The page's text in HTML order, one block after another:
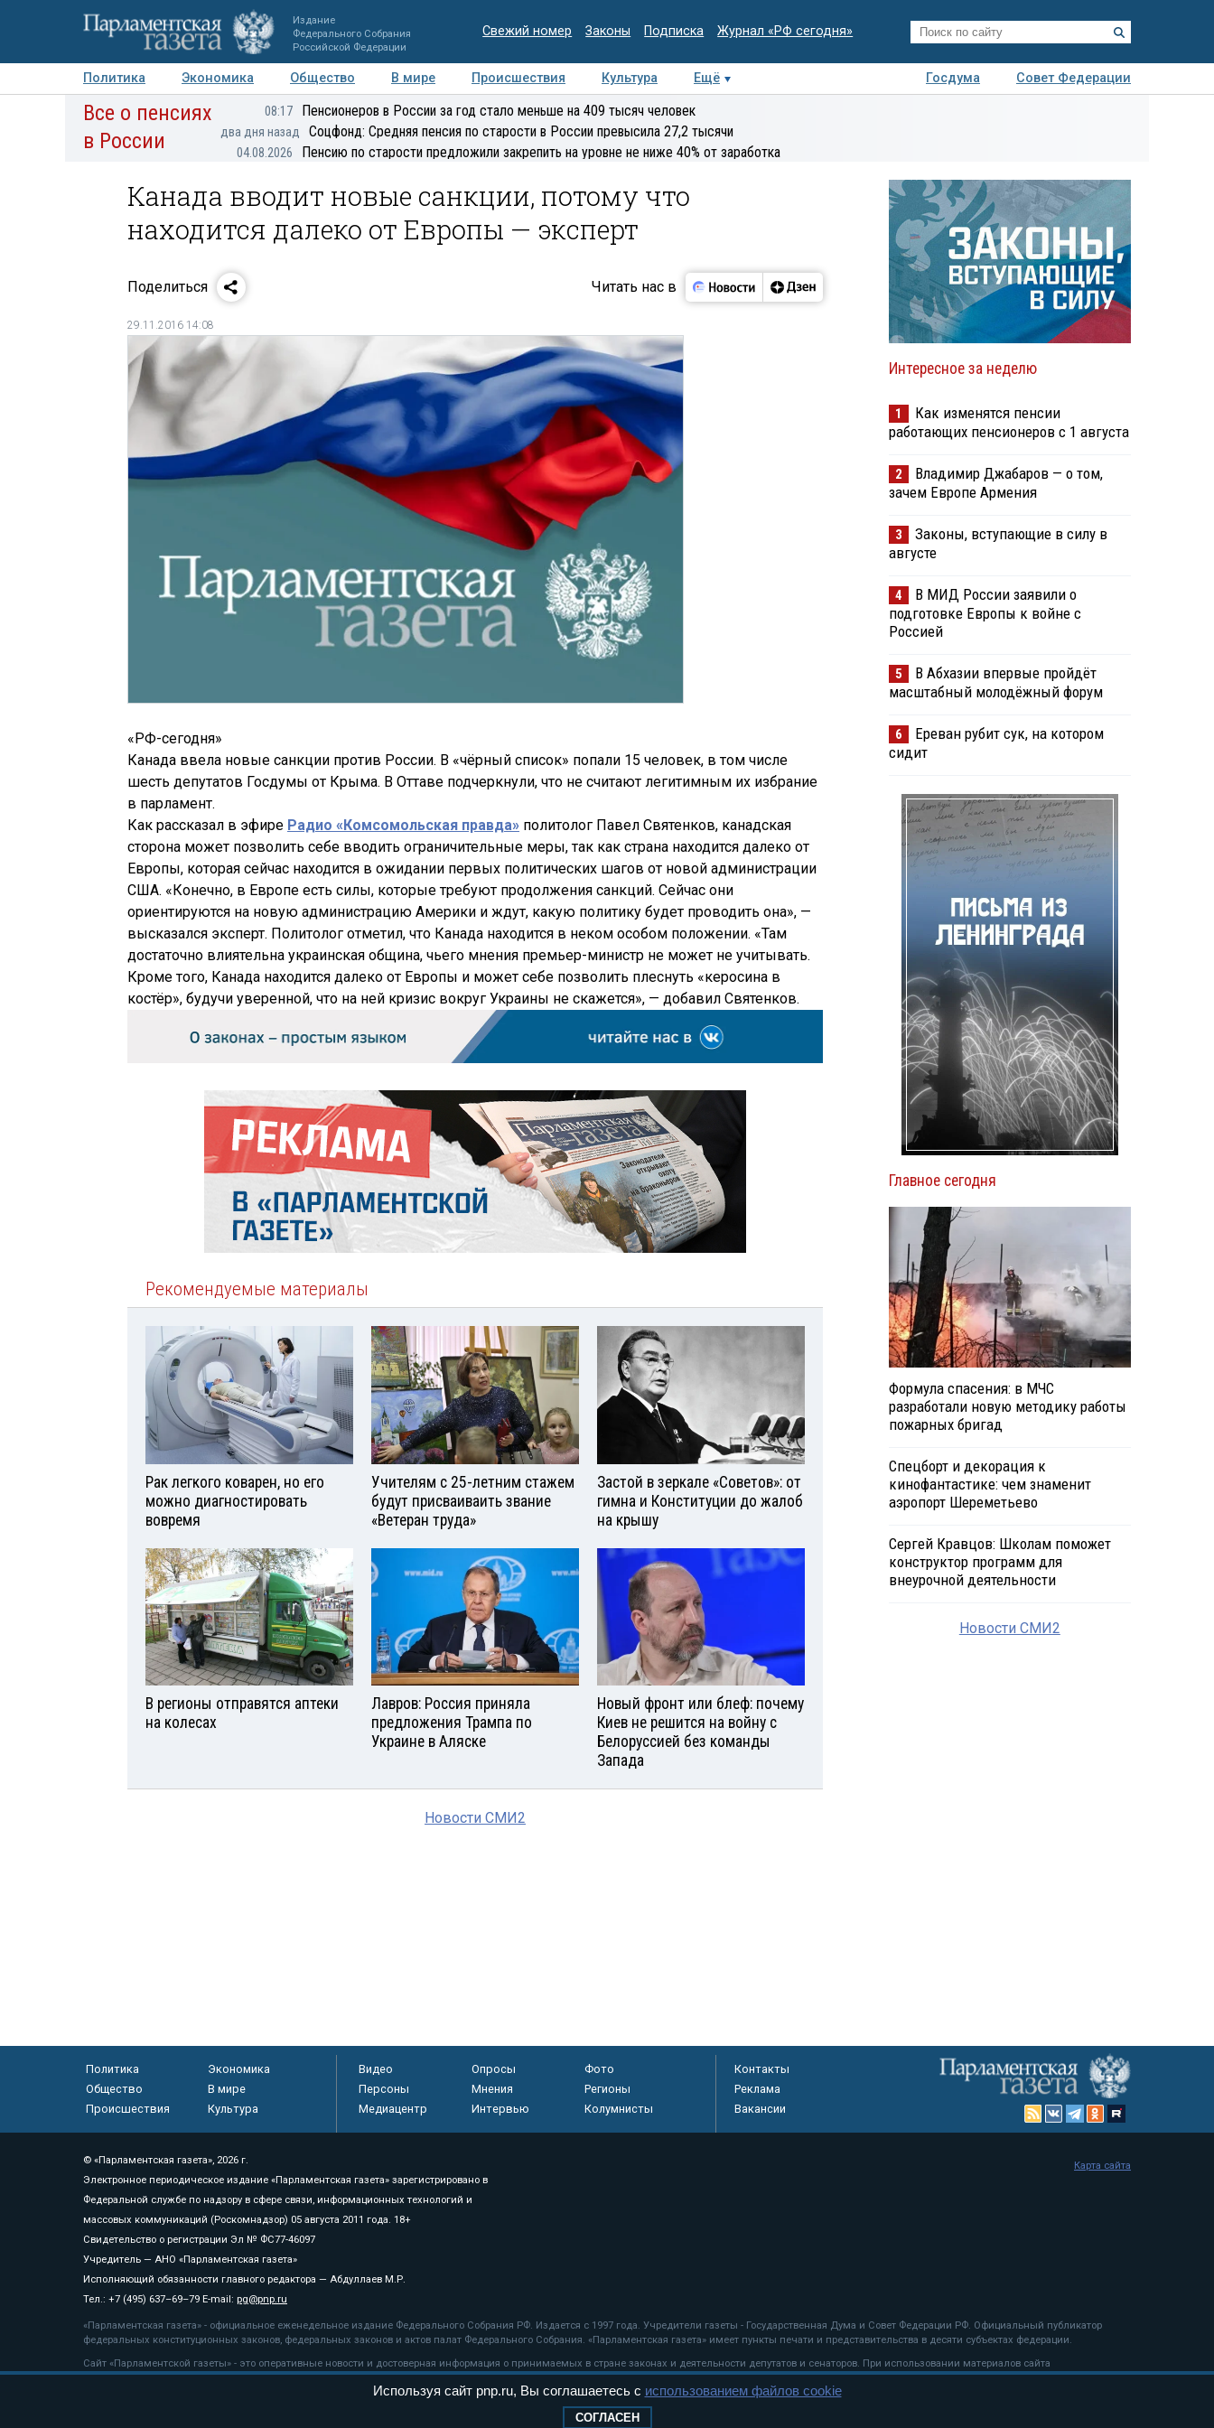
Издание
Федерального Собрания
Российской Федерации
Свежий номер Законы Подписка Журнал «РФ сегодня»
Политика Экономика Общество В мире Происшествия Культура Ещё Госдума
Совет Федерации
Авторы Персоны Мнения Регионы Медиацентр Интервью Колумнисты
Все о пенсиях
в России
08:17 Пенсионеров в России за год стало меньше на 409 тысяч человек
два дня назад Соцфонд: Средняя пенсия по старости в России превысила 27,2 тысячи
04.08.2026 Пенсию по старости предложили закрепить на уровне не ниже 40% от заработка
Канада вводит новые санкции, потому что
находится далеко от Европы — эксперт
Поделиться Читать нас в
29.11.2016 14:08
«РФ-сегодня»
Канада ввела новые санкции против России. В «чёрный список» попали 15 человек, в том числе
шесть депутатов Госдумы от Крыма. В Оттаве подчеркнули, что не считают легитимным их избрание
в парламент.
Как рассказал в эфире Радио «Комсомольская правда» политолог Павел Святенков, канадская
сторона может позволить себе вводить ограничительные меры, так как страна находится далеко от
Европы, которая сейчас находится в ожидании первых политических шагов от новой администрации
США. «Конечно, в Европе есть силы, которые требуют продолжения санкций. Сейчас они
ориентируются на новую администрацию Америки и ждут, какую политику будет проводить она», —
высказался эксперт. Политолог отметил, что Канада находится в неком особом положении. «Там
достаточно влиятельна украинская община, чьего мнения премьер-министр не может не учитывать.
Кроме того, Канада находится далеко от Европы и может себе позволить плеснуть «керосина в
костёр», будучи уверенной, что на ней кризис вокруг Украины не скажется», — добавил Святенков.
Рекомендуемые материалы
Рак легкого коварен, но его
можно диагностировать
вовремя
Учителям с 25-летним стажем
будут присваиваить звание
«Ветеран труда»
Застой в зеркале «Советов»: от
гимна и Конституции до жалоб
на крышу
В регионы отправятся аптеки
на колесах
Лавров: Россия приняла
предложения Трампа по
Украине в Аляске
Новый фронт или блеф: почему
Киев не решится на войну с
Белоруссией без команды
Запада
Новости СМИ2
Интересное за неделю
1
Как изменятся пенсии
работающих пенсионеров с 1 августа
2
Владимир Джабаров — о том,
зачем Европе Армения
3
Законы, вступающие в силу в
августе
4
В МИД России заявили о
подготовке Европы к войне с
Россией
5
В Абхазии впервые пройдёт
масштабный молодёжный форум
6
Ереван рубит сук, на котором
сидит
Главное сегодня
Формула спасения: в МЧС
разработали новую методику работы
пожарных бригад
Спецборт и декорация к
кинофантастике: чем знаменит
аэропорт Шереметьево
Сергей Кравцов: Школам поможет
конструктор программ для
внеурочной деятельности
Новости СМИ2
Политика
Экономика
Общество
В мире
Происшествия
Культура
Видео Опросы
Фото
Персоны
Мнения
Регионы
Медиацентр
Интервью Колумнисты
Контакты
Реклама
Вакансии
© «Парламентская газета», 2026 г.
Электронное периодическое издание «Парламентская газета» зарегистрировано в
Федеральной службе по надзору в сфере связи, информационных технологий и
массовых коммуникаций (Роскомнадзор) 05 августа 2011 года. 18+
Свидетельство о регистрации Эл № ФС77-46097
Учредитель — АНО «Парламентская газета»
Исполняющий обязанности главного редактора — Абдуллаев М.Р.
Тел.: +7 (495) 637–69–79 E-mail: pg@pnp.ru
«Парламентская газета» - официальное еженедельное издание Федерального Собрания РФ. Издается с 1997 года. Учредители газеты - Государственная Дума и Совет Федерации РФ. Официальный публикатор
федеральных конституционных законов, федеральных законов и актов палат Федерального Собрания. «Парламентская газета» имеет пункты печати и представительства в десяти субъектах федерации.
Сайт «Парламентской газеты» - это оперативные новости и достоверная информация о принимаемых в стране законах и деятельности депутатов и сенаторов. При использовании материалов сайта
«Парламентской газеты» активная ссылка на pnp.ru обязательна.
рекомендательные технологии
Карта сайта
Используя сайт pnp.ru, Вы соглашаетесь с использованием файлов cookie
СОГЛАСЕН